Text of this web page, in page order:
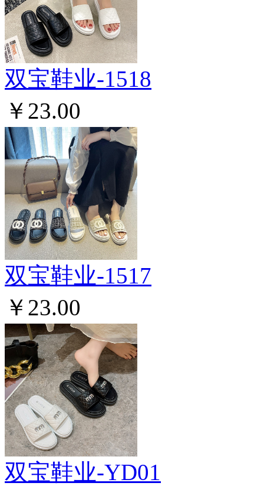
双宝鞋业-1518
￥23.00
双宝鞋业-1517
￥23.00
双宝鞋业-YD01